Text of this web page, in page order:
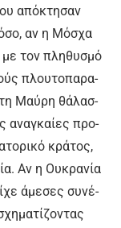
α­πό­κτη­σαν
αν η Μό­σχα
με τον πλη­θυ­σμό
πλου­το­πα­ρα­
Μαύ­ρη θά­λασ­
α­να­γκαί­ες προ­
κρά­τος,
Αν η Ου­κρα­νί­α
ά­με­σες συ­νέ­